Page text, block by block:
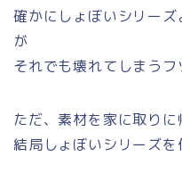
確かにしょぼいシリー
が
それでも壊れてしまうフ
ただ、素材を家に取り
結局しょぼいシリーズを